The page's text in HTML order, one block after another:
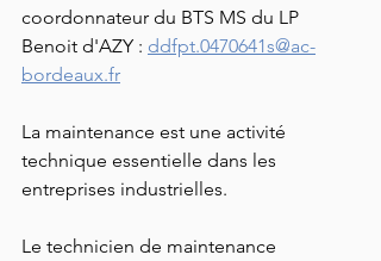
coordonnateur du BTS MS du LP
Benoit d'AZY : ddfpt.0470641s@ac-
bordeaux.fr
La maintenance est une activité
technique essentielle dans les
entreprises industrielles.
Le technicien de maintenance